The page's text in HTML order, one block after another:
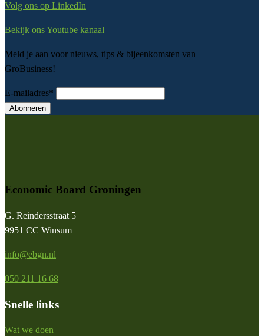
Volg ons op LinkedIn
Bekijk ons Youtube kanaal
Meld je aan voor nieuws, tips & bijeenkomsten van
GroBusiness!
E-mailadres*
Abonneren
Economic Board Groningen
G. Reindersstraat 5
9951 CC Winsum
info@ebgn.nl
050 211 16 68
Snelle links
Wat we doen